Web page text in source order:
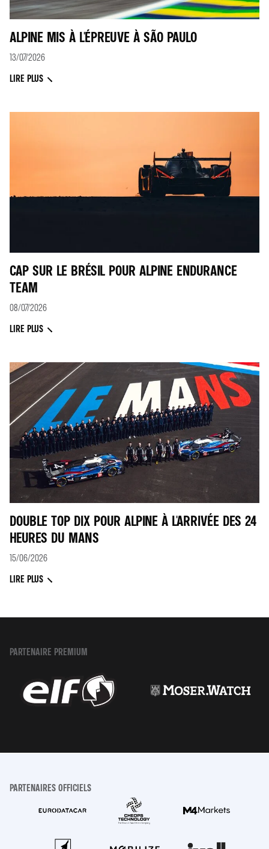
ALPINE MIS À L'ÉPREUVE À SÃO PAULO
13/07/2026
LIRE PLUS
CAP SUR LE BRÉSIL POUR ALPINE ENDURANCE
TEAM
08/07/2026
LIRE PLUS
DOUBLE TOP DIX POUR ALPINE À L'ARRIVÉE DES 24
HEURES DU MANS
15/06/2026
LIRE PLUS
PARTENAIRE PREMIUM
PARTENAIRES OFFICIELS